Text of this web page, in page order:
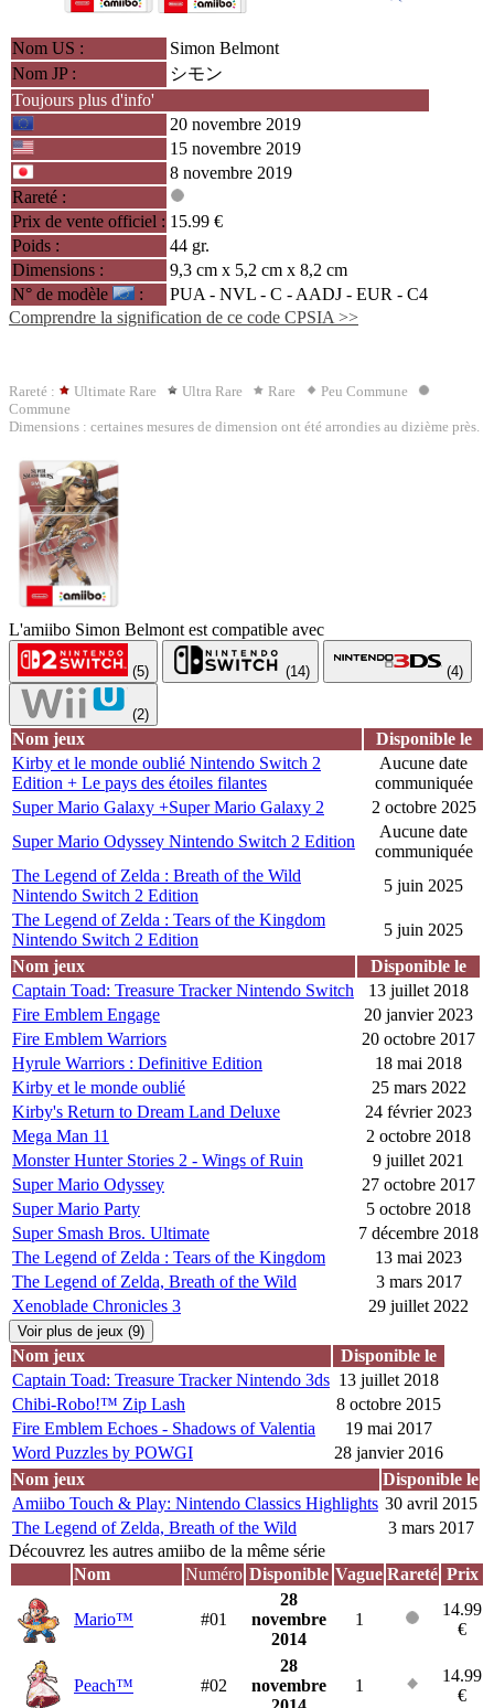
Nom US :
Simon Belmont
Nom JP :
シモン
Toujours plus d'info'
20 novembre 2019
15 novembre 2019
8 novembre 2019
Rareté :
Prix de vente officiel : 15.99 €
Poids :
44 gr.
Dimensions :
9,3 cm x 5,2 cm x 8,2 cm
N° de modèle
: PUA - NVL - C - AADJ - EUR - C4
Comprendre la signification de ce code CPSIA >>
Rareté : Ultimate Rare Ultra Rare Rare
Peu Commune
Commune
Dimensions : certaines mesures de dimension ont été arrondies au dizième près.
L'amiibo Simon Belmont est compatible avec
(5) (14) (4)
(2)
Nom jeux
Disponible le
Kirby et le monde oublié Nintendo Switch 2
Edition + Le pays des étoiles filantes
Aucune date
communiquée
Super Mario Galaxy +Super Mario Galaxy 2
2 octobre 2025
Super Mario Odyssey Nintendo Switch 2 Edition
Aucune date
communiquée
The Legend of Zelda : Breath of the Wild
Nintendo Switch 2 Edition
5 juin 2025
The Legend of Zelda : Tears of the Kingdom
Nintendo Switch 2 Edition
5 juin 2025
Nom jeux
Disponible le
Captain Toad: Treasure Tracker Nintendo Switch
13 juillet 2018
Fire Emblem Engage
20 janvier 2023
Fire Emblem Warriors
20 octobre 2017
Hyrule Warriors : Definitive Edition
18 mai 2018
Kirby et le monde oublié
25 mars 2022
Kirby's Return to Dream Land Deluxe
24 février 2023
Mega Man 11
2 octobre 2018
Monster Hunter Stories 2 - Wings of Ruin
9 juillet 2021
Super Mario Odyssey
27 octobre 2017
Super Mario Party
5 octobre 2018
Super Smash Bros. Ultimate
7 décembre 2018
The Legend of Zelda : Tears of the Kingdom
13 mai 2023
The Legend of Zelda, Breath of the Wild
3 mars 2017
Xenoblade Chronicles 3
29 juillet 2022
Voir plus de jeux (9)
Nom jeux
Disponible le
Captain Toad: Treasure Tracker Nintendo 3ds 13 juillet 2018
Chibi-Robo!™ Zip Lash
8 octobre 2015
Fire Emblem Echoes - Shadows of Valentia
19 mai 2017
Word Puzzles by POWGI
28 janvier 2016
Nom jeux
Disponible le
Amiibo Touch & Play: Nintendo Classics Highlights 30 avril 2015
The Legend of Zelda, Breath of the Wild
3 mars 2017
Découvrez les autres amiibo de la même série
Nom
Numéro Disponible Vague Rareté Prix
Mario™ #01
28
novembre
2014
1
14.99
€
Peach™ #02
28
novembre
1
14.99
€